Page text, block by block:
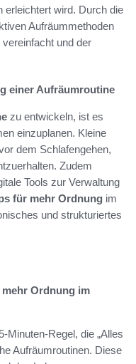
erleichtert wird. Durch die
Aufräummethoden
und der
einer Aufräumroutine
zu entwickeln, ist es
einzuplanen. Kleine
dem Schlafengehen,
Zudem
Tools zur Verwaltung
für mehr Ordnung im
und strukturiertes
Ordnung im
Minuten-Regel, die „Alles
Aufräumroutinen. Diese